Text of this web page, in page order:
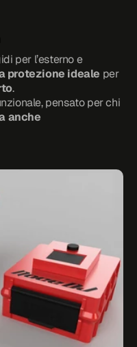
per l’esterno e
protezione ideale per
.
pensato per chi
anche